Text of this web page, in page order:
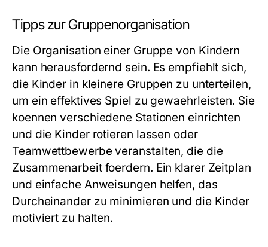
Tipps zur Gruppenorganisation
Die Organisation einer Gruppe von Kindern
kann herausfordernd sein. Es empfiehlt sich,
die Kinder in kleinere Gruppen zu unterteilen,
um ein effektives Spiel zu gewaehrleisten. Sie
koennen verschiedene Stationen einrichten
und die Kinder rotieren lassen oder
Teamwettbewerbe veranstalten, die die
Zusammenarbeit foerdern. Ein klarer Zeitplan
und einfache Anweisungen helfen, das
Durcheinander zu minimieren und die Kinder
motiviert zu halten.